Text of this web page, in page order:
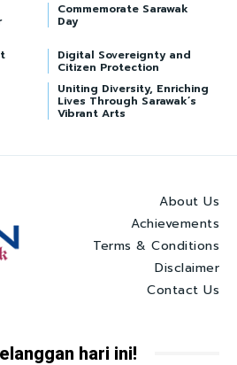
Commemorate Sarawak
Day
Digital Sovereignty and
Citizen Protection
Uniting Diversity, Enriching
Lives Through Sarawak’s
Vibrant Arts
About Us
Achievements
Terms & Conditions
Disclaimer
Contact Us
hari ini!